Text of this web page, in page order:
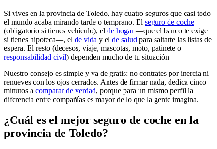
Si vives en la provincia de Toledo, hay cuatro seguros que casi todo
el mundo acaba mirando tarde o temprano. El seguro de coche
(obligatorio si tienes vehículo), el de hogar—que el banco te exige
si tienes hipoteca—, el de vida y el de salud para saltarte las listas de
espera. El resto (decesos, viaje, mascotas, moto, patinete o
responsabilidad civil) dependen mucho de tu situación.
Nuestro consejo es simple y va de gratis: no contrates por inercia ni
renueves con los ojos cerrados. Antes de firmar nada, dedica cinco
minutos a comparar de verdad, porque para un mismo perfil la
diferencia entre compañías es mayor de lo que la gente imagina.
¿Cuál es el mejor seguro de coche en la
provincia de Toledo?